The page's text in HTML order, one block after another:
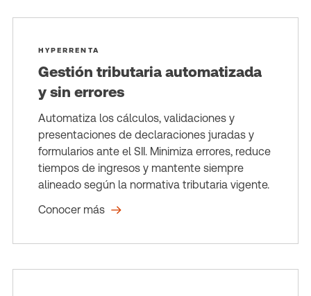
HYPERRENTA
Gestión tributaria automatizada
y sin errores
Automatiza los cálculos, validaciones y
presentaciones de declaraciones juradas y
formularios ante el SII. Minimiza errores, reduce
tiempos de ingresos y mantente siempre
alineado según la normativa tributaria vigente.
Conocer más